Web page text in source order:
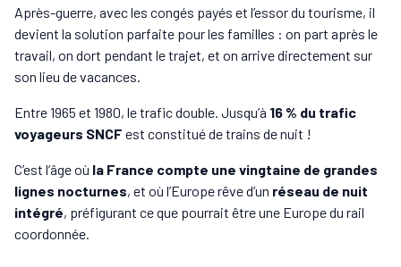
Après-guerre, avec les congés payés et l’essor du tourisme, il
devient la solution parfaite pour les familles : on part après le
travail, on dort pendant le trajet, et on arrive directement sur
son lieu de vacances.
Entre 1965 et 1980, le trafic double. Jusqu’à 16 % du trafic
voyageurs SNCF est constitué de trains de nuit !
C’est l’âge où la France compte une vingtaine de grandes
lignes nocturnes, et où l’Europe rêve d’un réseau de nuit
intégré, préfigurant ce que pourrait être une Europe du rail
coordonnée.